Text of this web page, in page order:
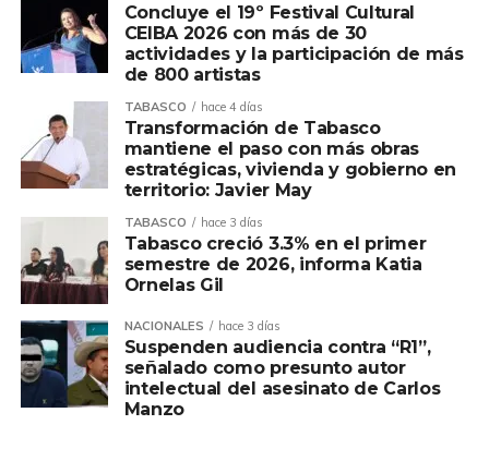
Concluye el 19º Festival Cultural
CEIBA 2026 con más de 30
actividades y la participación de más
de 800 artistas
TABASCO hace 4 días
Transformación de Tabasco
mantiene el paso con más obras
estratégicas, vivienda y gobierno en
territorio: Javier May
TABASCO hace 3 días
Tabasco creció 3.3% en el primer
semestre de 2026, informa Katia
Ornelas Gil
NACIONALES hace 3 días
Suspenden audiencia contra “R1”,
señalado como presunto autor
intelectual del asesinato de Carlos
Manzo